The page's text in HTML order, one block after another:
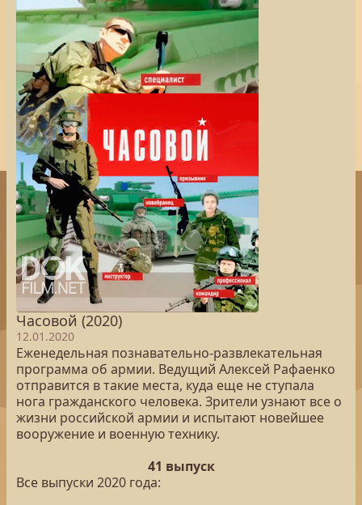
Часовой (2020)
12.01.2020
Еженедельная познавательно-развлекательная
программа об армии. Ведущий Алексей Рафаенко
отправится в такие места, куда еще не ступала
нога гражданского человека. Зрители узнают все о
жизни российской армии и испытают новейшее
вооружение и военную технику.
41 выпуск
Все выпуски 2020 года: